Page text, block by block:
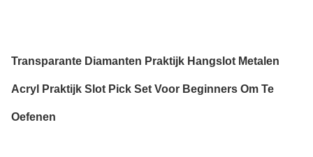
Transparante Diamanten Praktijk Hangslot Metalen
Acryl Praktijk Slot Pick Set Voor Beginners Om Te
Oefenen